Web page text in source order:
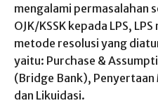
mengalami permasalahan
OJK/KSSK kepada LPS,
metode resolusi yang
yaitu: Purchase &
(Bridge Bank),
dan Likuidasi.